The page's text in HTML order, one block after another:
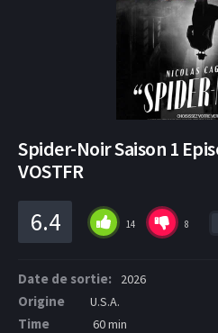
Spider-Noir Saison 1
VOSTFR
6.4 14 8
Date de sortie: 2026
Origine U.S.A.
Time 60 min